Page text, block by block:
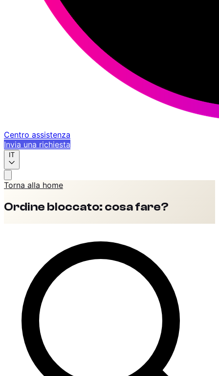
Centro assistenza
Invia una richiesta
IT
Torna alla home
Ordine bloccato: cosa fare?